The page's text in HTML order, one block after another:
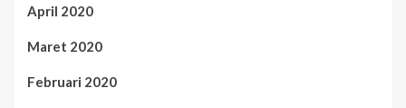
April 2020
Maret 2020
Februari 2020